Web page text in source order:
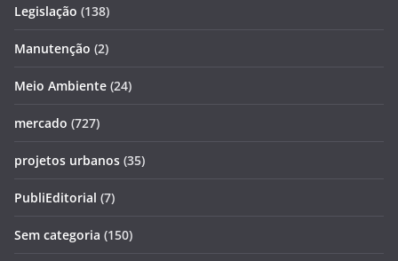
Legislação (138)
Manutenção (2)
Meio Ambiente (24)
mercado (727)
projetos urbanos (35)
PubliEditorial (7)
Sem categoria (150)